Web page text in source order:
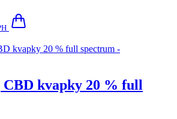
CBD kvapky 20 % full